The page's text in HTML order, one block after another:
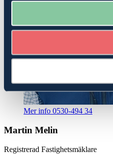
Mer info 0530-494 34
Martin Melin
Registrerad Fastighetsmäklare